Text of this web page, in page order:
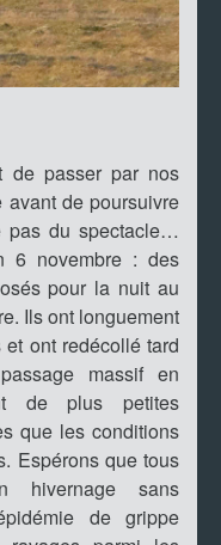
de passer par nos
avant de poursuivre
du spectacle…
6 novembre : des
pour la nuit au
Ils ont longuement
ont redécollé tard
massif en
de plus petites
que les conditions
Espérons que tous
hivernage sans
de grippe